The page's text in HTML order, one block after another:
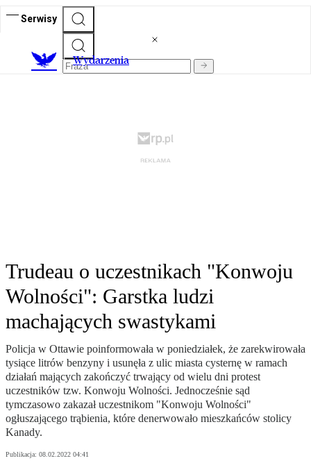
Serwisy
Wydarzenia
Trudeau o uczestnikach "Konwoju
Wolności": Garstka ludzi
machających swastykami
Policja w Ottawie poinformowała w poniedziałek, że zarekwirowała
tysiące litrów benzyny i usunęła z ulic miasta cysternę w ramach
działań mających zakończyć trwający od wielu dni protest
uczestników tzw. Konwoju Wolności. Jednocześnie sąd
tymczasowo zakazał uczestnikom "Konwoju Wolności"
ogłuszającego trąbienia, które denerwowało mieszkańców stolicy
Kanady.
Publikacja: 08.02.2022 04:41